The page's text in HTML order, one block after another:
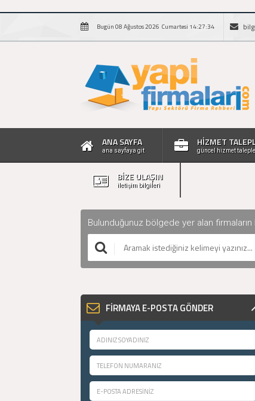
Bugün 08 Ağustos 2026 Cumartesi 14:27:35
ANA SAYFA
ana sayfaya git
HİZMET
güncel hizmet
BİZE ULAŞIN
iletişim bilgileri
Bulunduğunuz bölgede yer alan
FİRMAYA E-POSTA GÖNDER